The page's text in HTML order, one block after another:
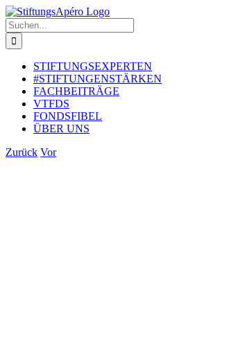
Zum
Inhalt
springen
Suche
nach:
STIFTUNGSEXPERTEN
#STIFTUNGENSTÄRKEN
FACHBEITRÄGE
VTFDS
FONDSFIBEL
ÜBER UNS
Zurück Vor